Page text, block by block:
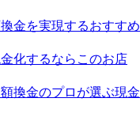
金を実現するおすす
化するならこのお店
換金のプロが選ぶ現